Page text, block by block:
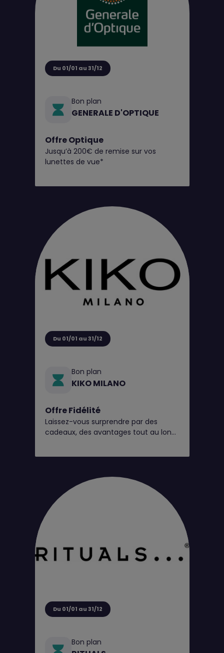
Du 01/01 au 31/12
Bon plan
GENERALE D'OPTIQUE
Offre Optique
Jusqu’à 200€ de remise sur vos
lunettes de vue*
Du 01/01 au 31/12
Bon plan
KIKO MILANO
Offre Fidélité
Laissez-vous surprendre par des
cadeaux, des avantages tout au long
Du 01/01 au 31/12
Bon plan